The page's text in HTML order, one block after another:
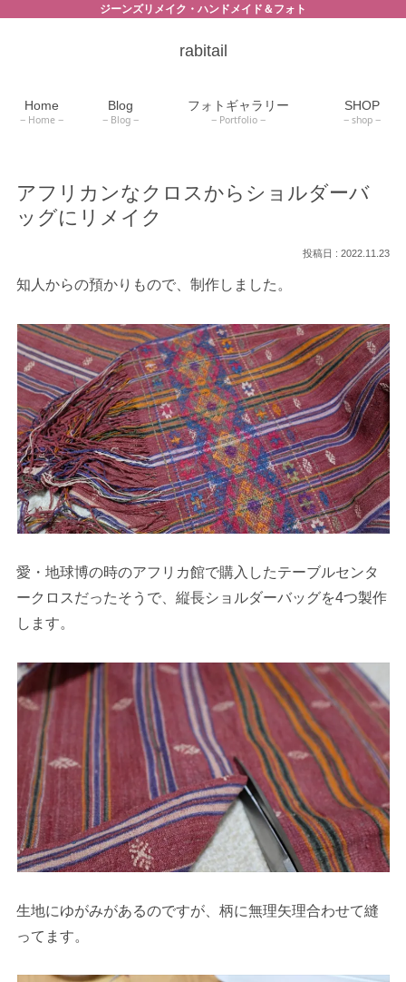
ジーンズリメイク・ハンドメイド＆フォト
rabitail
Home
Home
Blog
Blog
フォトギャラリー
Portfolio
SHOP
shop
アフリカンなクロスからショルダーバ
ッグにリメイク
2022.11.23
知人からの預かりもので、制作しました。
愛・地球博の時のアフリカ館で購入したテーブルセンタ
ークロスだったそうで、縦長ショルダーバッグを4つ製作
します。
生地にゆがみがあるのですが、柄に無理矢理合わせて縫
ってます。